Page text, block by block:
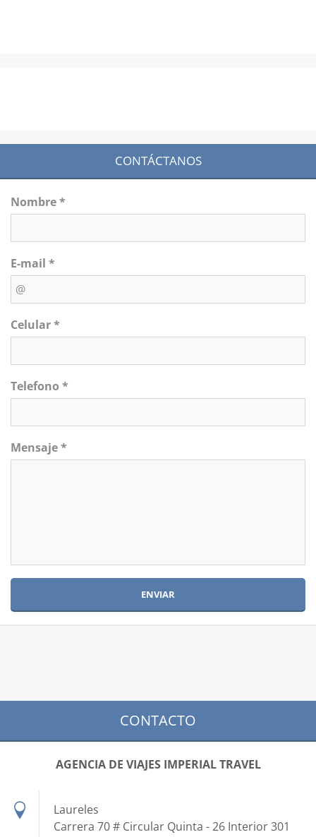
CONTÁCTANOS
Nombre *
E-mail *
Celular *
Telefono *
Mensaje *
CONTACTO
AGENCIA DE VIAJES IMPERIAL TRAVEL
Laureles
Carrera 70 # Circular Quinta - 26 Interior 301